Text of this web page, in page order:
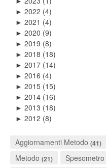
► 2022 (4)
► 2021 (4)
► 2020 (9)
► 2019 (8)
► 2018 (18)
► 2017 (14)
► 2016 (4)
► 2015 (15)
► 2014 (16)
► 2013 (18)
► 2012 (8)
Aggiornamenti Metodo (41)
Metodo (21) Spesometro